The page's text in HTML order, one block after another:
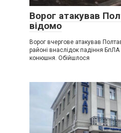
Ворог атакував
відомо
Ворог вчергове атакував
районі внаслідок падіння
конюшня. Обійшлося